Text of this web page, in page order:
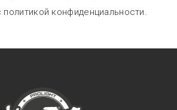
конфиденциальности.